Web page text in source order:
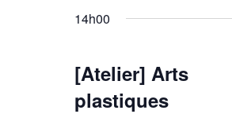
14h00
[Atelier] Arts
plastiques